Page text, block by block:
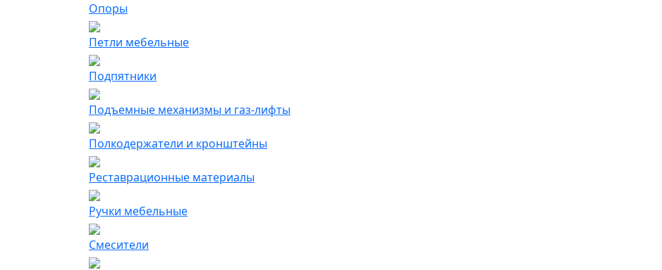
Опоры
Петли мебельные
Подпятники
Подъемные механизмы и газ-лифты
Полкодержатели и кронштейны
Реставрационные материалы
Ручки мебельные
Смесители